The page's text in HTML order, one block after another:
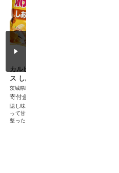
カルビー ポテトチップ
ス しあわせバター 1ケ
ース(55g×12袋)
茨城県城里町
寄付金額
隠し味のレモンパウダーによ
って甘さと塩気のバランスが
整った、ほんのりあまじょっ